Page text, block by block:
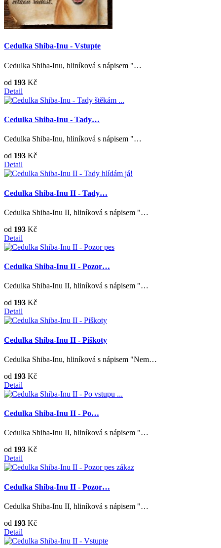
Cedulka Shiba-Inu - Vstupte
Cedulka Shiba-Inu, hliníková s nápisem "…
od 193 Kč
Detail
Cedulka Shiba-Inu - Tady…
Cedulka Shiba-Inu, hliníková s nápisem "…
od 193 Kč
Detail
Cedulka Shiba-Inu II - Tady…
Cedulka Shiba-Inu II, hliníková s nápisem "…
od 193 Kč
Detail
Cedulka Shiba-Inu II - Pozor…
Cedulka Shiba-Inu II, hliníková s nápisem "…
od 193 Kč
Detail
Cedulka Shiba-Inu II - Piškoty
Cedulka Shiba-Inu, hliníková s nápisem "Nem…
od 193 Kč
Detail
Cedulka Shiba-Inu II - Po…
Cedulka Shiba-Inu II, hliníková s nápisem "…
od 193 Kč
Detail
Cedulka Shiba-Inu II - Pozor…
Cedulka Shiba-Inu II, hliníková s nápisem "…
od 193 Kč
Detail